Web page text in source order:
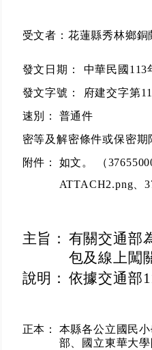
受文者：花蓮縣秀林鄉銅
發文日期：
中華民國113
發文字號：
府建交字第
速別：
普通件
密等及解密條件或保密期
附件：
如文。 （
ATTACH2.png、
主旨： 有關交通部
包及線上闖
說明： 依據交通部
正本：
本縣各公立國民
部、國立東華大